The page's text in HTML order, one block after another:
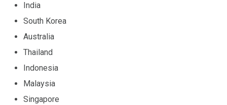
India
South Korea
Australia
Thailand
Indonesia
Malaysia
Singapore